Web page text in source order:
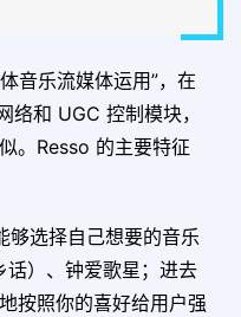
音乐流媒体运用”，在
和 UGC 控制模块，
。Resso 的主要特征
够选择自己想要的音乐
）、钟爱歌星；进去
按照你的喜好给用户强